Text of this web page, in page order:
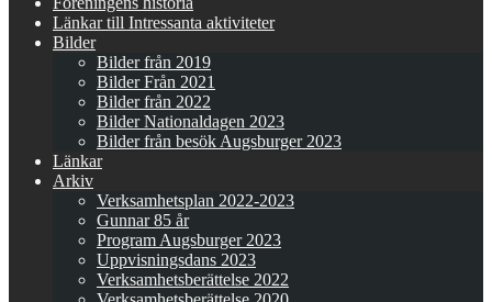
Länkar till Intressanta aktiviteter
Bilder
Bilder från 2019
Bilder Från 2021
Bilder från 2022
Bilder Nationaldagen 2023
Bilder från besök Augsburger 2023
Länkar
Arkiv
Verksamhetsplan 2022-2023
Gunnar 85 år
Program Augsburger 2023
Uppvisningsdans 2023
Verksamhetsberättelse 2022